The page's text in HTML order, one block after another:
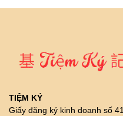
TIỆM KÝ
Giấy đăng ký kinh doanh số